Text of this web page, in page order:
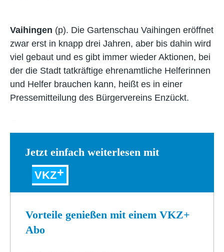
Vaihingen (p). Die Gartenschau Vaihingen eröffnet
zwar erst in knapp drei Jahren, aber bis dahin wird
viel gebaut und es gibt immer wieder Aktionen, bei
der die Stadt tatkräftige ehrenamtliche Helferinnen
und Helfer brauchen kann, heißt es in einer
Pressemitteilung des Bürgervereins Enzückt.
Jetzt einfach weiterlesen mit
VKZ
Vorteile genießen mit einem VKZ+
Abo